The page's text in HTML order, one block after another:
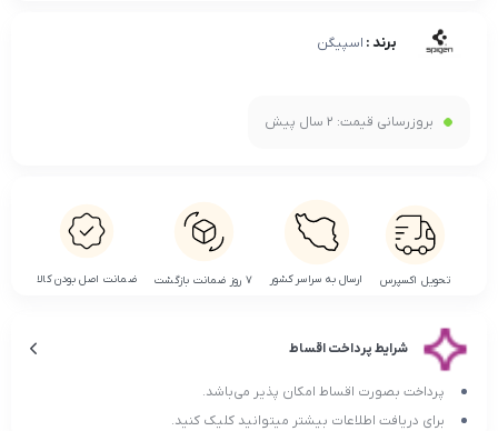
برند : اسپیگن
بروزرسانی قیمت: 2 سال پیش
تحویل اکسپرس ارسال به سراسر کشور ۷ روز ضمانت بازگشت ضمانت اصل بودن کالا
شرایط پرداخت اقساط
پرداخت بصورت اقساط امکان پذیر می‌باشد.
برای دریافت اطلاعات بیشتر میتوانید کلیک کنید.